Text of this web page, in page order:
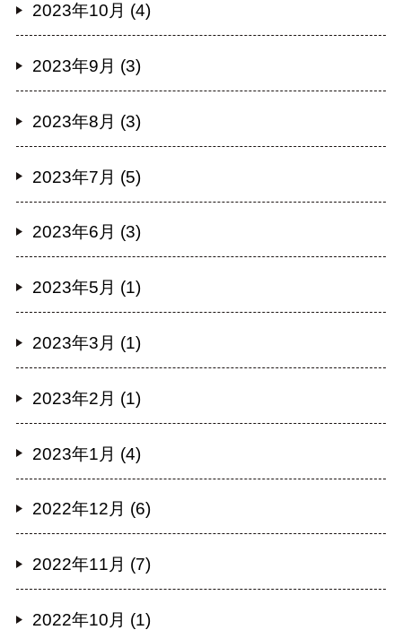
2023年10月 (4)
2023年9月 (3)
2023年8月 (3)
2023年7月 (5)
2023年6月 (3)
2023年5月 (1)
2023年3月 (1)
2023年2月 (1)
2023年1月 (4)
2022年12月 (6)
2022年11月 (7)
2022年10月 (1)